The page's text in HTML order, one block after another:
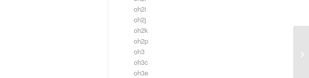
oh2i
oh2j
oh2k
oh2p
oh3
oh3c
oh3e